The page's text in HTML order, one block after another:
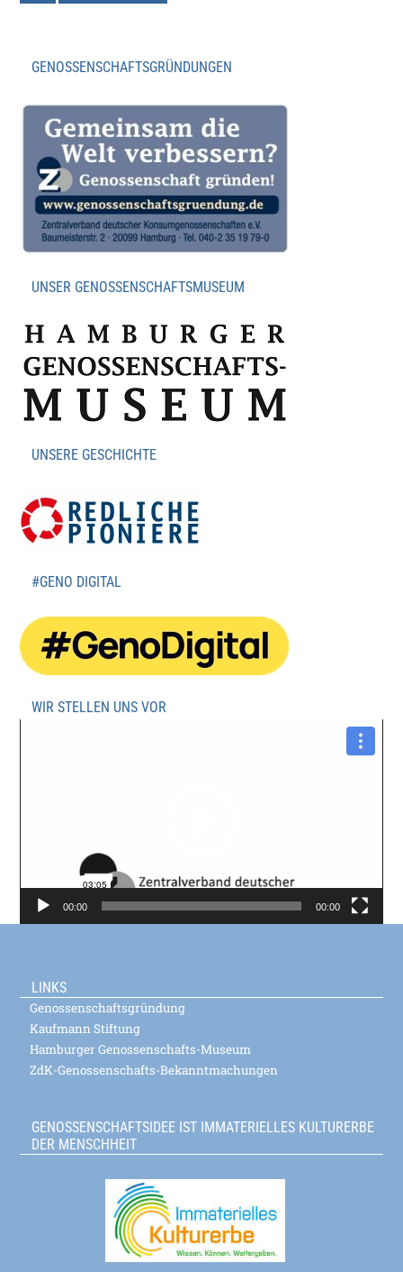
GENOSSENSCHAFTSGRÜNDUNGEN
UNSER GENOSSENSCHAFTSMUSEUM
UNSERE GESCHICHTE
#GENO DIGITAL
WIR STELLEN UNS VOR
00:00 00:00
LINKS
Genossenschaftsgründung
Kaufmann Stiftung
Hamburger Genossenschafts-Museum
ZdK-Genossenschafts-Bekanntmachungen
GENOSSENSCHAFTSIDEE IST IMMATERIELLES KULTURERBE
DER MENSCHHEIT